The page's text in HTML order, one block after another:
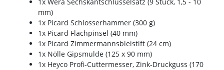
mm)
1x Picard Schlosserhammer (300 g)
1x Picard Flachpinsel (40 mm)
1x Picard Zimmermannsbleistift (24 cm)
1x Nölle Gipsmulde (125 x 90 mm)
1x Heyco Profi-Cuttermesser, Zink-Druckguss (170